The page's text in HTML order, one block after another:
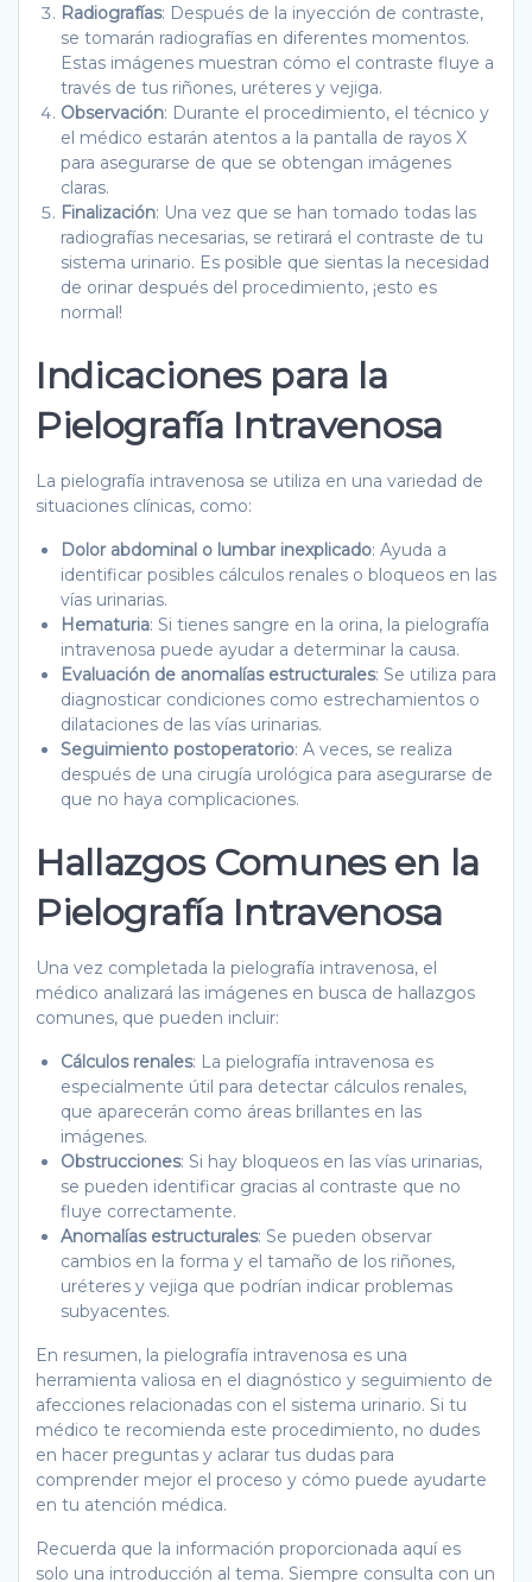
Radiografías: Después de la inyección de contraste,
se tomarán radiografías en diferentes momentos.
Estas imágenes muestran cómo el contraste fluye a
través de tus riñones, uréteres y vejiga.
Observación: Durante el procedimiento, el técnico y
el médico estarán atentos a la pantalla de rayos X
para asegurarse de que se obtengan imágenes
claras.
Finalización: Una vez que se han tomado todas las
radiografías necesarias, se retirará el contraste de tu
sistema urinario. Es posible que sientas la necesidad
de orinar después del procedimiento, ¡esto es
normal!
Indicaciones para la
Pielografía Intravenosa
La pielografía intravenosa se utiliza en una variedad de
situaciones clínicas, como:
Dolor abdominal o lumbar inexplicado: Ayuda a
identificar posibles cálculos renales o bloqueos en las
vías urinarias.
Hematuria: Si tienes sangre en la orina, la pielografía
intravenosa puede ayudar a determinar la causa.
Evaluación de anomalías estructurales: Se utiliza para
diagnosticar condiciones como estrechamientos o
dilataciones de las vías urinarias.
Seguimiento postoperatorio: A veces, se realiza
después de una cirugía urológica para asegurarse de
que no haya complicaciones.
Hallazgos Comunes en la
Pielografía Intravenosa
Una vez completada la pielografía intravenosa, el
médico analizará las imágenes en busca de hallazgos
comunes, que pueden incluir:
Cálculos renales: La pielografía intravenosa es
especialmente útil para detectar cálculos renales,
que aparecerán como áreas brillantes en las
imágenes.
Obstrucciones: Si hay bloqueos en las vías urinarias,
se pueden identificar gracias al contraste que no
fluye correctamente.
Anomalías estructurales: Se pueden observar
cambios en la forma y el tamaño de los riñones,
uréteres y vejiga que podrían indicar problemas
subyacentes.
En resumen, la pielografía intravenosa es una
herramienta valiosa en el diagnóstico y seguimiento de
afecciones relacionadas con el sistema urinario. Si tu
médico te recomienda este procedimiento, no dudes
en hacer preguntas y aclarar tus dudas para
comprender mejor el proceso y cómo puede ayudarte
en tu atención médica.
Recuerda que la información proporcionada aquí es
solo una introducción al tema. Siempre consulta con un